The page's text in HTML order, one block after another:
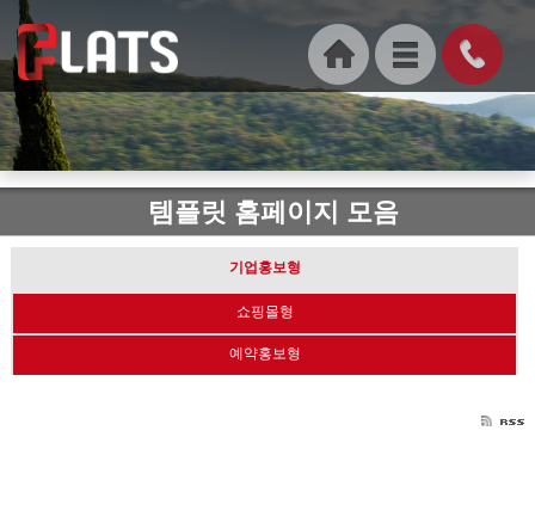
템플릿 홈페이지 모음
기업홍보형
쇼핑몰형
예약홍보형